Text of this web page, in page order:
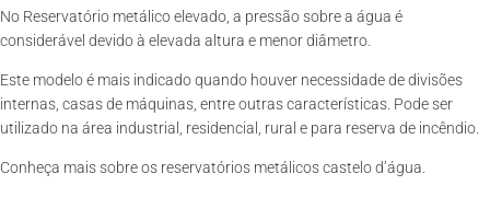
No Reservatório metálico elevado, a pressão sobre a água é
considerável devido à elevada altura e menor diâmetro.
Este modelo é mais indicado quando houver necessidade de divisões
internas, casas de máquinas, entre outras características. Pode ser
utilizado na área industrial, residencial, rural e para reserva de incêndio.
Conheça mais sobre os reservatórios metálicos castelo d’água.